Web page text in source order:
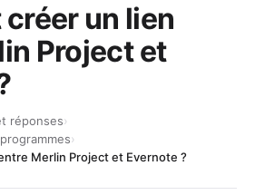
un lien
Project et
réponses›
›
Merlin Project et Evernote ?